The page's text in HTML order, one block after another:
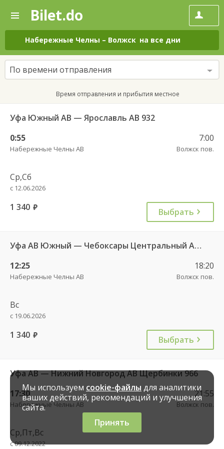
—
Поиск
и
покупка
билетов
на
автобус
онлайн
Bilet.do
Набережные Челны – Волжск на все дни
По времени отправления
Время отправления и прибытия местное
Уфа Южный АВ — Ярославль АВ 932
0:55
Набережные Челны АВ
7:00
Волжск пов.
Ср,Сб
с 12.06.2026
1 340 руб. Выбрать
Уфа АВ Южный — Чебоксары Центральный АВ 861
12:25
Набережные Челны АВ
18:20
Волжск пов.
Вс
с 19.06.2026
1 340 руб. Выбрать
Уфа АВ — Нижний Новгород АВ Щербинки 966
17:30
Набережные Челны АВ
21:55
Волжск пов.
Ср,Пт,Вс
с 09.12.2022
Мы используем cookie-файлы для аналитики
ваших действий, рекомендаций и улучшения
сайта.
Принять